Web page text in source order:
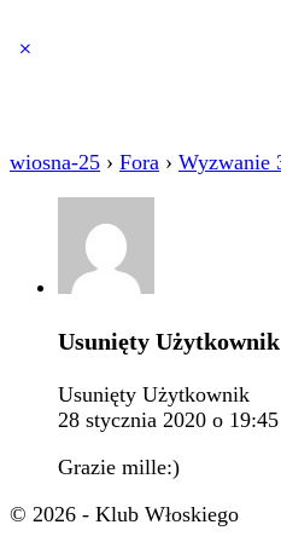
wiosna-25 › Fora › Wyzwanie
Usunięty Użytkownik
Usunięty Użytkownik
28 stycznia 2020 o 19:45
Grazie mille:)
© 2026 - Klub Włoskiego